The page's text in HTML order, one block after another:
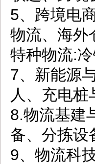
5、跨境电
物流、海外
特种物流:
7、新能源
人、充电桩
8.物流基建
备、分拣设
9、物流科